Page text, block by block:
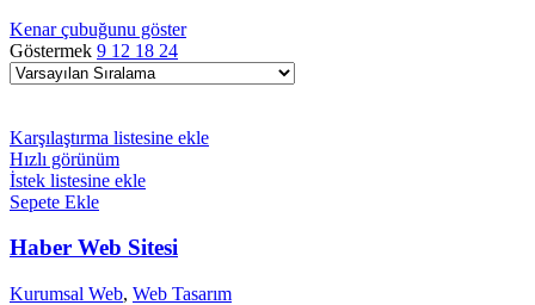
Kenar çubuğunu göster
Göstermek 9 12 18 24
Karşılaştırma listesine ekle
Hızlı görünüm
İstek listesine ekle
Sepete Ekle
Haber Web Sitesi
Kurumsal Web, Web Tasarım